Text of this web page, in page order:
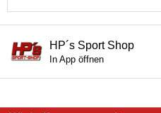
HP´s Sport Shop
In App öffnen